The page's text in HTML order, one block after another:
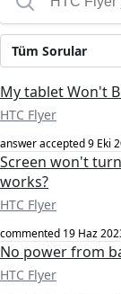
Tüm Sorular
My tablet Won't
HTC Flyer
answer accepted9 Eki
Screen won't
works?
HTC Flyer
commented 19 Haz
No power from
HTC Flyer